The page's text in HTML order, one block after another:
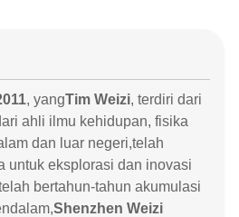
, yangTim Weizi, terdiri dari
ahli ilmu kehidupan, fisika
dan luar negeri,telah
untuk eksplorasi dan inovasi
bertahun-tahun akumulasi
Shenzhen Weizi